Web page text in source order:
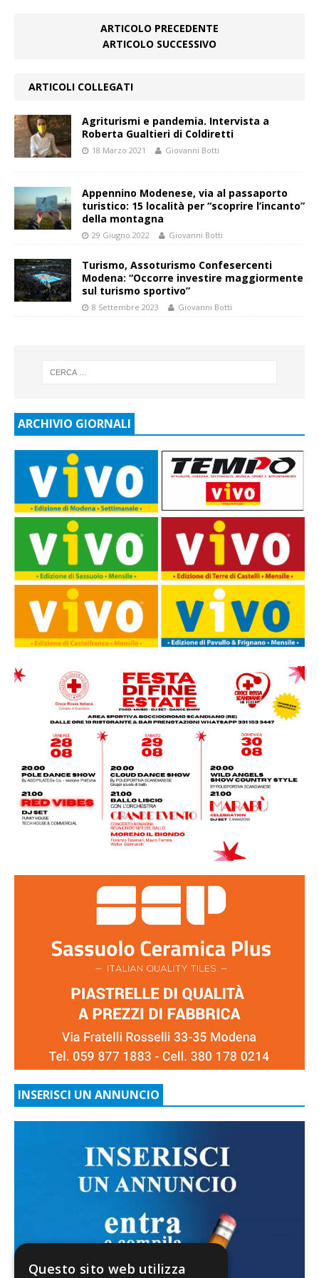
ARTICOLO PRECEDENTE
ARTICOLO SUCCESSIVO
ARTICOLI COLLEGATI
Agriturismi e pandemia. Intervista a
Roberta Gualtieri di Coldiretti
18 Marzo 2021 Giovanni Botti
Appennino Modenese, via al passaporto
turistico: 15 località per “scoprire l’incanto”
della montagna
29 Giugno 2022 Giovanni Botti
Turismo, Assoturismo Confesercenti
Modena: “Occorre investire maggiormente
sul turismo sportivo”
8 Settembre 2023 Giovanni Botti
ARCHIVIO GIORNALI
INSERISCI UN ANNUNCIO
Questo sito web utilizza